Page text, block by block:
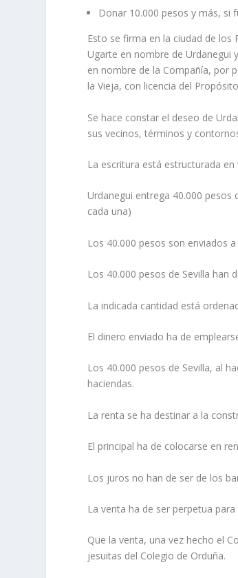
Donar 10.000 pesos y más, si
Esto se firma en la ciudad de los
Ugarte en nombre de Urdanegui
en nombre de la Compañí­a, por
la Vieja, con licencia del
Se hace constar el deseo de
sus vecinos, términos y
La escritura está estructurada
Urdanegui entrega 40.000 pesos
cada una)
Los 40.000 pesos son enviados
Los 40.000 pesos de Sevilla han
La indicada cantidad está
El dinero enviado ha de
Los 40.000 pesos de Sevilla, al
haciendas.
La renta se ha destinar a la
El principal ha de colocarse en
Los juros no han de ser de los
La venta ha de ser perpetua
Que la venta, una vez hecho el
jesuitas del Colegio de Orduña.